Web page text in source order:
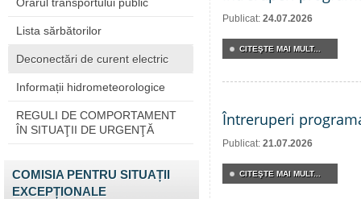
Lista sărbătorilor
Deconectări de curent electric
Informații hidrometeorologice
REGULI DE COMPORTAMENT
ÎN SITUAŢII DE URGENŢĂ
COMISIA PENTRU SITUAȚII
EXCEPȚIONALE
Publicat: 24.07.2026
CITEŞTE MAI MULT...
Întreruperi
Publicat: 21.07.2026
CITEŞTE MAI MULT...